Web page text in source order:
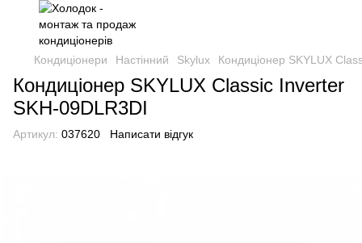
Кондиціонери Настінний Skylux Кондиціонер SKYLUX
Кондиціонер SKYLUX Classic Inverter
SKH-09DLR3DI
Артикул: 037620 Написати відгук